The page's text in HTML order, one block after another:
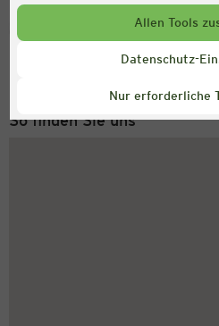
Allen Tools
Datenschutz-
Nur erforderliche
Service Hotline
+49 (0) 2546 / 98 999
So finden Sie uns